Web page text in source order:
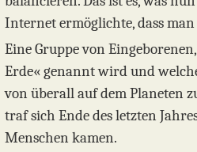
Internet ermöglichte, dass man
Eine Gruppe von
Erde« genannt wird und
von überall auf dem Planeten
traf sich Ende des letzten
Menschen kamen.